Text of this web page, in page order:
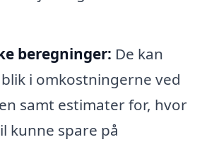
beregninger: De kan
i omkostningerne ved
samt estimater for, hvor
kunne spare på